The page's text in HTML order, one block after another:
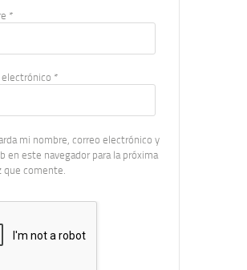
*
electrónico *
mi nombre, correo electrónico y
en este navegador para la próxima
que comente.